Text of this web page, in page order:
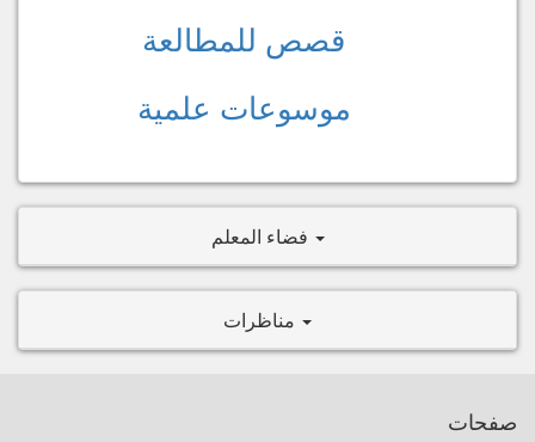
قصص للمطالعة
موسوعات علمية
فضاء المعلم
مناظرات
صفحات